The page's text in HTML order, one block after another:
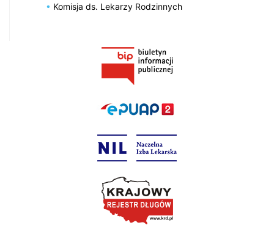
Komisja ds. Lekarzy Rodzinnych